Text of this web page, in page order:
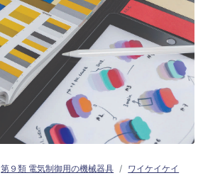
第９類 電気制御用の機械器具
ワイケイケイ